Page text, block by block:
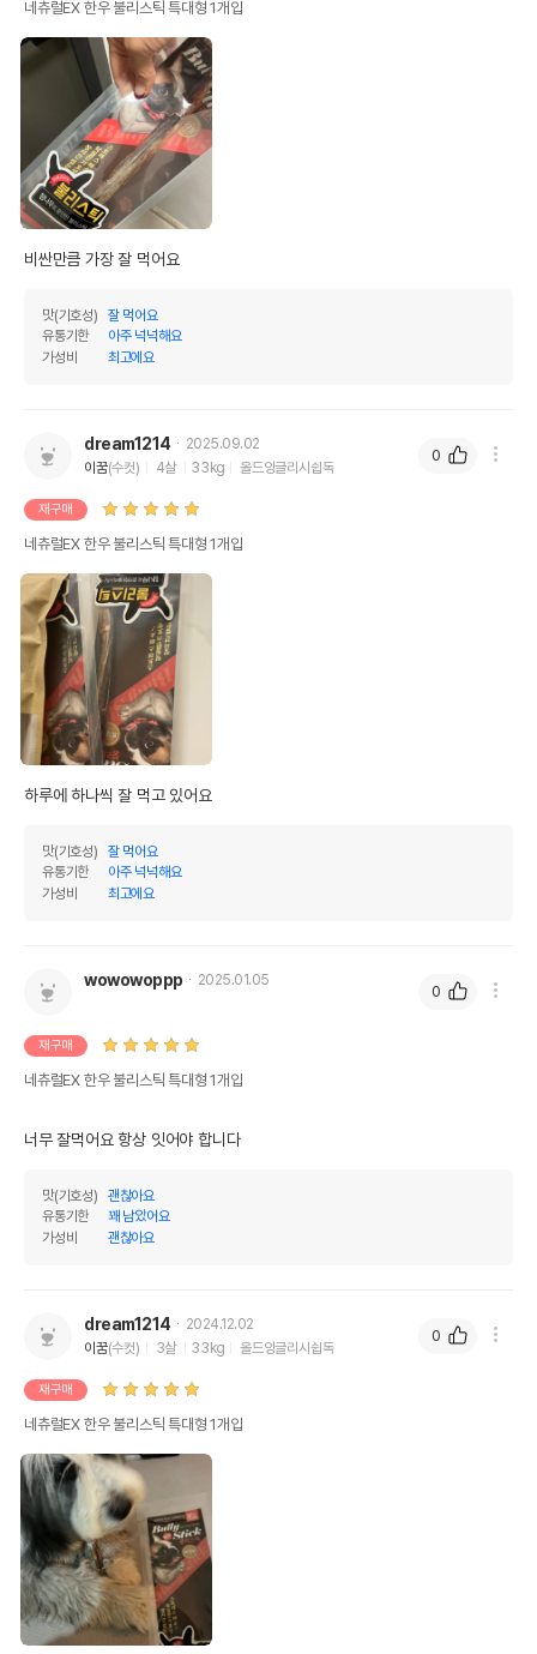
네츄럴EX 한우 불리스틱 특대형 1개입
비싼만큼 가장 잘 먹어요
맛(기호성)
잘 먹어요
유통기한
아주 넉넉해요
가성비
최고에요
dream1214
2025.09.02
이꿈(수컷) 4살 33kg 올드잉글리시쉽독
재구매
네츄럴EX 한우 불리스틱 특대형 1개입
하루에 하나씩 잘 먹고 있어요
맛(기호성)
잘 먹어요
유통기한
아주 넉넉해요
가성비
최고에요
0
wowowoppp 2025.01.05
재구매
네츄럴EX 한우 불리스틱 특대형 1개입
너무 잘먹어요 항상 잇어야 합니다
맛(기호성)
괜찮아요
유통기한
꽤 남았어요
가성비
괜찮아요
0
dream1214
2024.12.02
이꿈(수컷) 3살 33kg 올드잉글리시쉽독
재구매
네츄럴EX 한우 불리스틱 특대형 1개입
0